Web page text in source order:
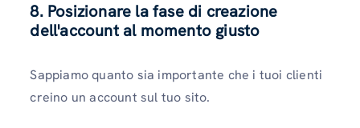
8. Posizionare la fase di creazione
dell'account al momento giusto
Sappiamo quanto sia importante che i tuoi clienti
creino un account sul tuo sito.